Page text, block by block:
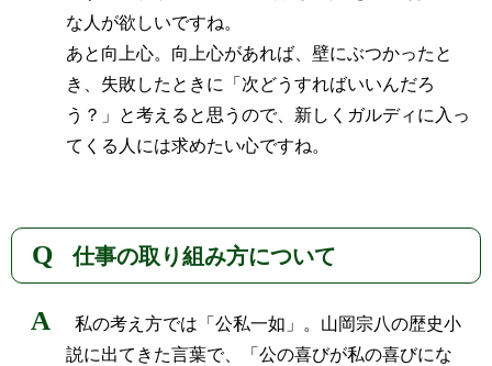
な人が欲しいですね。
あと向上心。向上心があれば、壁にぶつかったと
き、失敗したときに「次どうすればいいんだろ
う？」と考えると思うので、新しくガルディに入っ
てくる人には求めたい心ですね。
仕事の取り組み方について
私の考え方では「公私一如」。山岡宗八の歴史小
説に出てきた言葉で、「公の喜びが私の喜びにな